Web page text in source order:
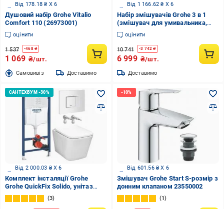
Від 178.18 ₴ X 6
Душовий набір Grohe Vitalio
Comfort 110 (26973001)
оцінити
1 537 -468₴
1 069 ₴/шт.
Cамовивіз Доставимо
Від 1 166.62 ₴ X 6
Набір змішувачів Grohe 3 в 1
(змішувач для умивальника,
змішувач для ванни, душовий
комплект)
24318001+24335001+26943001
оцінити
10 741 -3 742 ₴
6 999 ₴/шт.
Доставимо
Від 2 000.03 ₴ X 6
Комплект інсталяції Grohe
Grohe QuickFix Solido, унітаз
EGO Logic TORNADO, клавіша
EVEN біла
3
Від 601.56 ₴ X 6
Змішувач Grohe Start S-розмір з
донним клапаном 23550002
1